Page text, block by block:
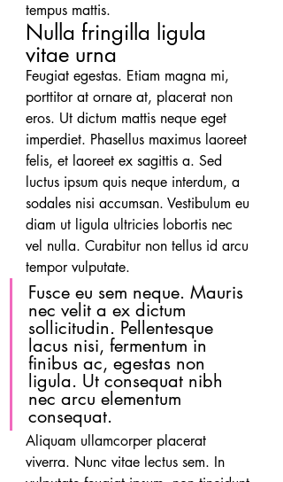
tempus mattis.
Nulla fringilla ligula
vitae urna
Feugiat egestas. Etiam magna mi,
porttitor at ornare at, placerat non
eros. Ut dictum mattis neque eget
imperdiet. Phasellus maximus laoreet
felis, et laoreet ex sagittis a. Sed
luctus ipsum quis neque interdum, a
sodales nisi accumsan. Vestibulum eu
diam ut ligula ultricies lobortis nec
vel nulla. Curabitur non tellus id arcu
tempor vulputate.
Fusce eu sem neque. Mauris
nec velit a ex dictum
sollicitudin. Pellentesque
lacus nisi, fermentum in
finibus ac, egestas non
ligula. Ut consequat nibh
nec arcu elementum
consequat.
Aliquam ullamcorper placerat
viverra. Nunc vitae lectus sem. In